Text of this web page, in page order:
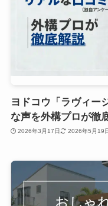
ヨドコウ「ラヴィー
な声を外構プロが徹
2026年3月17日 2026年5月19